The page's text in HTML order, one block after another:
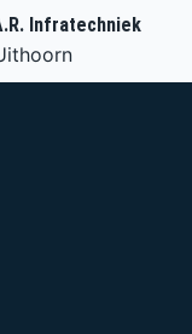
Infratechniek